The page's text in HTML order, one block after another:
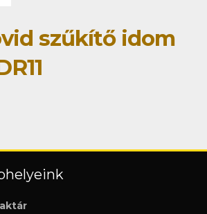
szűkítő idom